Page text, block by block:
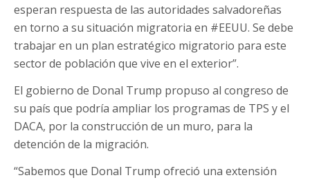
esperan respuesta de las autoridades salvadoreñas
en torno a su situación migratoria en #EEUU. Se debe
trabajar en un plan estratégico migratorio para este
sector de población que vive en el exterior”.
El gobierno de Donal Trump propuso al congreso de
su país que podría ampliar los programas de TPS y el
DACA, por la construcción de un muro, para la
detención de la migración.
“Sabemos que Donal Trump ofreció una extensión